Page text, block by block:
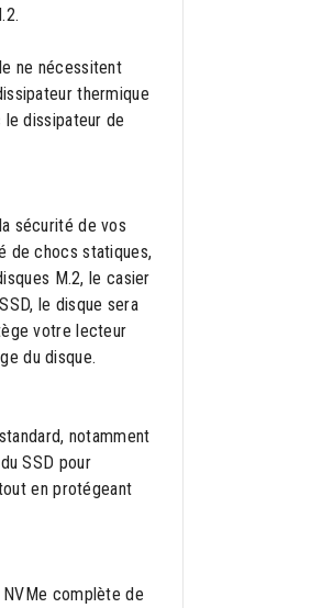
ne nécessitent
thermique
dissipateur de
sécurité de vos
de chocs statiques,
M.2, le casier
le disque sera
votre lecteur
du disque.
notamment
SSD pour
en protégeant
complète de